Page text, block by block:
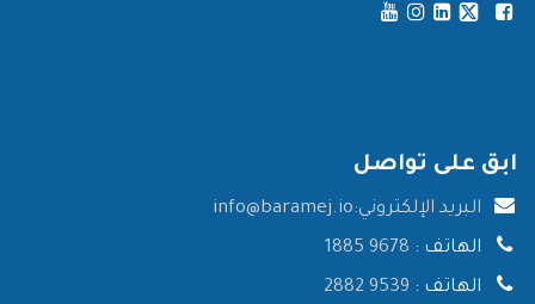
ابق على تواصل
البريد الإلكتروني:info@baramej.io
الهاتف :
الهاتف :